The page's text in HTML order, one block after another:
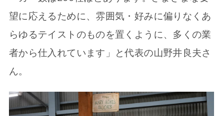
望に応えるために、雰囲気・好みに偏りなくあ
らゆるテイストのものを置くように、多くの業
者から仕入れています」と代表の山野井良夫さ
ん。